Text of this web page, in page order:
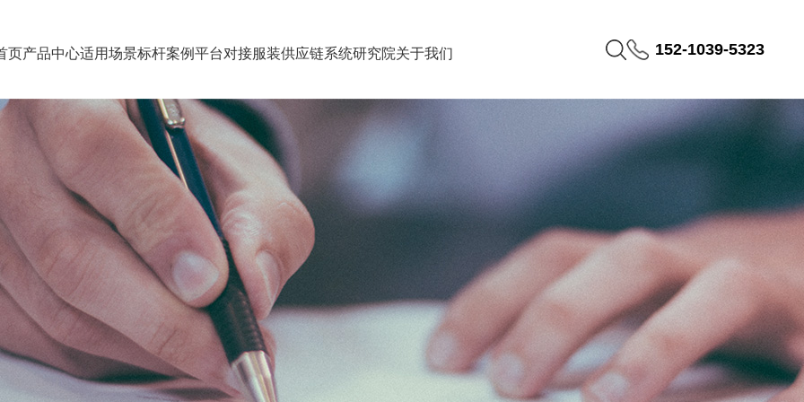
页产品中心适用场景标杆案例平台对接服装供应链系统研究院关于我们 152-1039-5323